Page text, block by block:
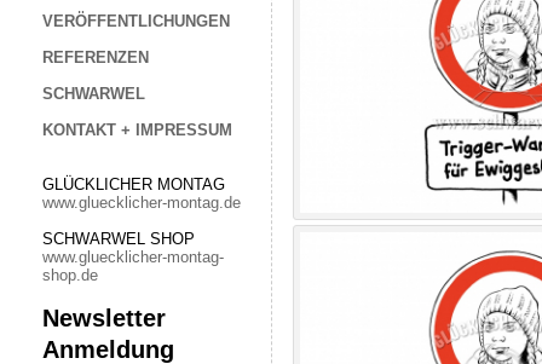
VERÖFFENTLICHUNGEN
REFERENZEN
SCHWARWEL
KONTAKT + IMPRESSUM
GLÜCKLICHER MONTAG
www.gluecklicher-montag.de
SCHWARWEL SHOP
www.gluecklicher-montag-
shop.de
Newsletter
Anmeldung